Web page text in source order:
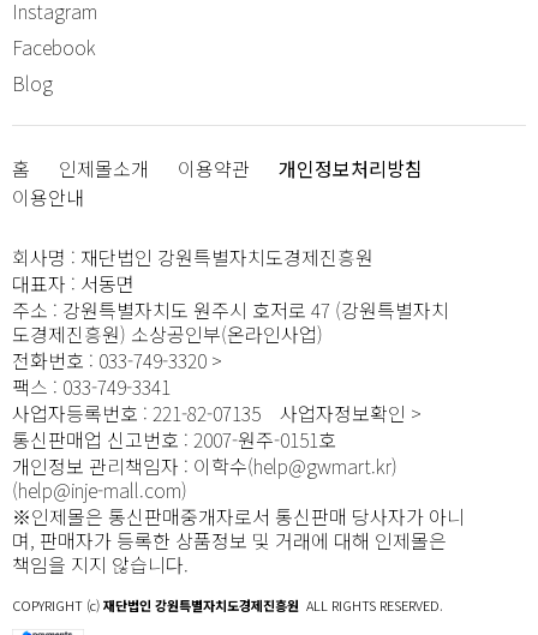
Instagram
Facebook
Blog
홈 인제몰소개 이용약관
개인정보처리방침
이용안내
회사명 : 재단법인 강원특별자치도경제진흥원
대표자 : 서동면
주소 : 강원특별자치도 원주시 호저로 47 (강원특별자치
도경제진흥원) 소상공인부(온라인사업)
전화번호 : 033-749-3320
팩스 : 033-749-3341
사업자등록번호 : 221-82-07135
사업자정보확인
통신판매업 신고번호 : 2007-원주-0151호
개인정보 관리책임자 : 이학수(help@gwmart.kr)
(help@inje-mall.com)
※인제몰은 통신판매중개자로서 통신판매 당사자가 아니
며, 판매자가 등록한 상품정보 및 거래에 대해 인제몰은
책임을 지지 않습니다.
COPYRIGHT (c)재단법인 강원특별자치도경제진흥원 ALL RIGHTS RESERVED.